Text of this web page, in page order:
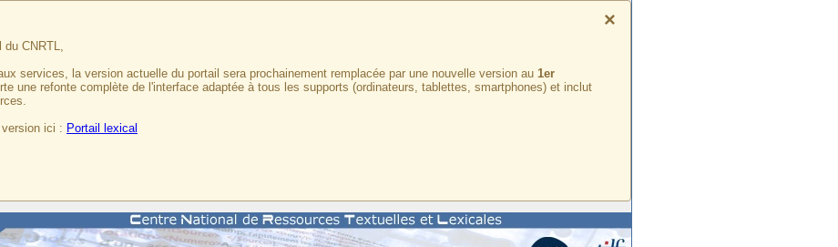
×
du CNRTL,
services, la version actuelle du portail sera prochainement remplacée par une nouvelle version au 1er
une refonte complète de l'interface adaptée à tous les supports (ordinateurs, tablettes, smartphones) et inclut
ici : Portail lexical